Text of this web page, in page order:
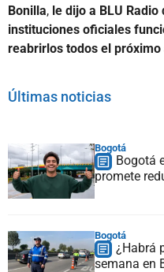
Bonilla, le dijo a BLU
instituciones oficiales
reabrirlos todos el próximo
Últimas noticias
Bogotá
Bogotá
promete
Bogotá
¿Habrá
semana en